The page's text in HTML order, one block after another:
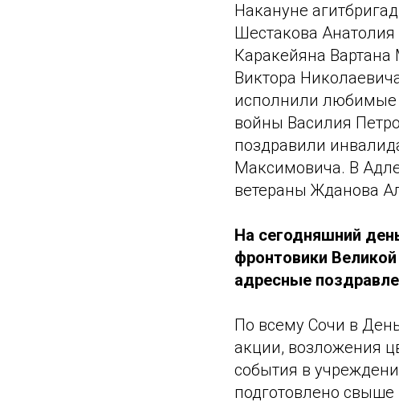
Накануне
Шестакова
Каракейяна Вартана
Виктора
исполнили любимые
войны Василия
поздравили
Максимовича. В
ветераны Жданова
На сегодняшний
фронтовики
адресные
По всему Сочи в
акции, возложения
события в
подготовлено свыше